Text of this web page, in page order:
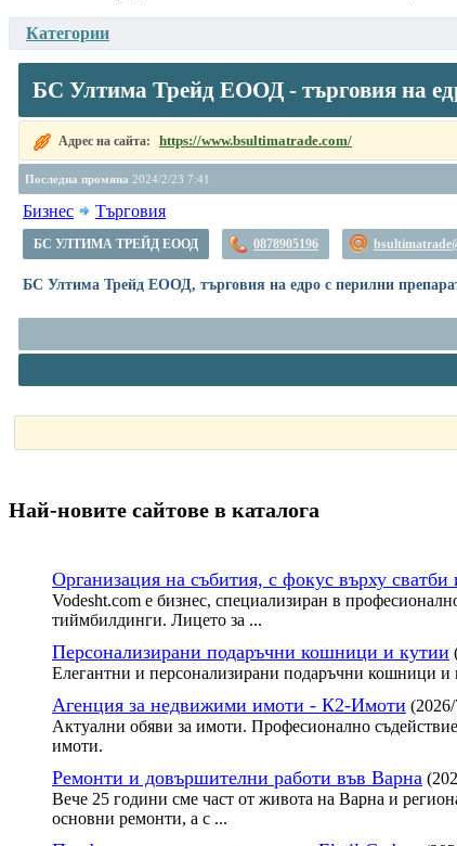
Категории
БС Ултима Трейд ЕООД - търговия на
Адрес на сайта: https://www.bsultimatrade.com/
Последна промяна 2024/2/23 7:41
Бизнес Търговия
БС УЛТИМА ТРЕЙД ЕООД 0878905196
БС Ултима Трейд ЕООД, търговия на едро с перилни
Най-новите сайтoве в каталога
Организация на събития, с фокус върху
Vodesht.com е бизнес, специализиран в
тиймбилдинги. Лицето за ...
Персонализирани подаръчни кошници и кутии
Елегантни и персонализирани подаръчни кошници и
Агенция за недвижими имоти - К2-Имоти
Актуални обяви за имоти. Професионално
имоти.
Ремонти и довършителни работи във Варна
Вече 25 години сме част от живота на Варна и
основни ремонти, а с ...